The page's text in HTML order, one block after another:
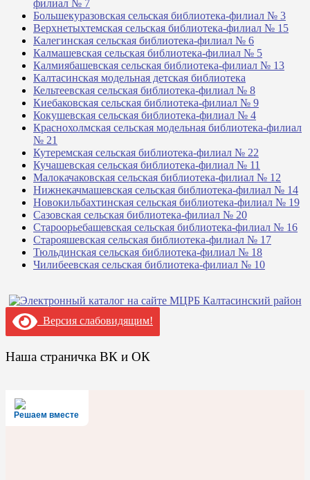
филиал № 7
Большекуразовская сельская библиотека-филиал № 3
Верхнетыхтемская сельская библиотека-филиал № 15
Калегинская сельская библиотека-филиал № 6
Калмашевская сельская библиотека-филиал № 5
Калмиябашевская сельская библиотека-филиал № 13
Калтасинская модельная детская библиотека
Кельтеевская сельская библиотека-филиал № 8
Киебаковская сельская библиотека-филиал № 9
Кокушевская сельская библиотека-филиал № 4
Краснохолмская сельская модельная библиотека-филиал
№ 21
Кутеремская сельская библиотека-филиал № 22
Кучашевская сельская библиотека-филиал № 11
Малокачаковская сельская библиотека-филиал № 12
Нижнекачмашевская сельская библиотека-филиал № 14
Новокильбахтинская сельская библиотека-филиал № 19
Сазовская сельская библиотека-филиал № 20
Староорьебашевская сельская библиотека-филиал № 16
Старояшевская сельская библиотека-филиал № 17
Тюльдинская сельская библиотека-филиал № 18
Чилибеевская сельская библиотека-филиал № 10
Версия слабовидящим!
Наша страничка ВК и ОК
Решаем вместе